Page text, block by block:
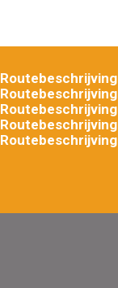
Routebeschrijving
Routebeschrijving
Routebeschrijving
Routebeschrijving
Routebeschrijving